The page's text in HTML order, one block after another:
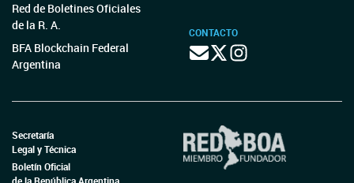
Red de Boletines Oficiales
de la R. A.
BFA Blockchain Federal
Argentina
CONTACTO
Secretaría
Legal y Técnica
Boletín Oficial
de la República Argentina